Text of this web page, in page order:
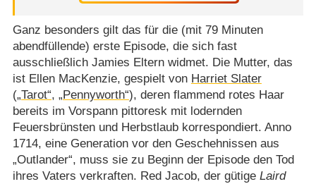
Ganz besonders gilt das für die (mit 79 Minuten
abendfüllende) erste Episode, die sich fast
ausschließlich Jamies Eltern widmet. Die Mutter, das
ist Ellen MacKenzie, gespielt von Harriet Slater
(„Tarot“, „Pennyworth“), deren flammend rotes Haar
bereits im Vorspann pittoresk mit lodernden
Feuersbrünsten und Herbstlaub korrespondiert. Anno
1714, eine Generation vor den Geschehnissen aus
„Outlander“, muss sie zu Beginn der Episode den Tod
ihres Vaters verkraften. Red Jacob, der gütige Laird